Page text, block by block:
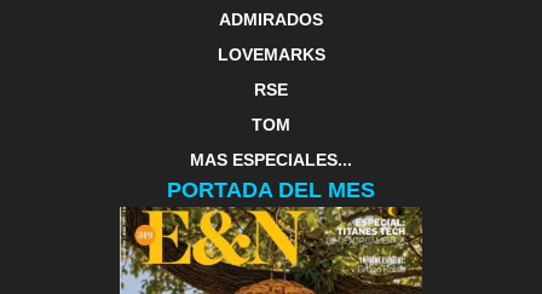
ADMIRADOS
LOVEMARKS
RSE
TOM
MAS ESPECIALES...
PORTADA DEL MES